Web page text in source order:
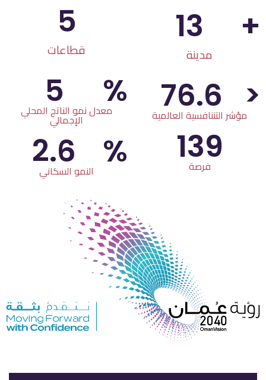
+
13
مدينة
<
76.6
مؤشر التننافسية العالمية
139
فرصة
5
قطاعات
%
5
معدل نمو الناتج المحلي
الإجمالي
%
2.6
النمو السكاني